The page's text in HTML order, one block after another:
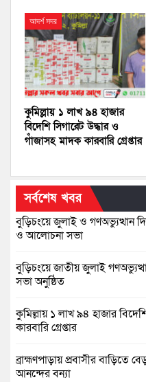
আদর্শ সদর
কুমিল্লায় ১ লাখ ৯৪ হাজার
বিদেশি সিগারেট উদ্ধার ও
গাঁজাসহ মাদক কারবারি গ্রেপ্তার
সর্বশেষ খবর
বুড়িচংয়ে জুলাই ও গণঅভ্যুত্থান
ও আলোচনা সভা
বুড়িচংয়ে জাতীয় জুলাই
সভা অনুষ্ঠিত
কুমিল্লায় ১ লাখ ৯৪ হাজার
কারবারি গ্রেপ্তার
ব্রাহ্মণপাড়ায় প্রবাসীর
আনন্দের বন্যা